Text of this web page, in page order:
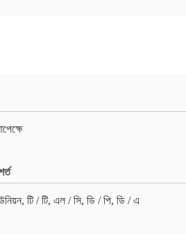
টি / টি, এল / সি, ডি / পি, ডি / এ